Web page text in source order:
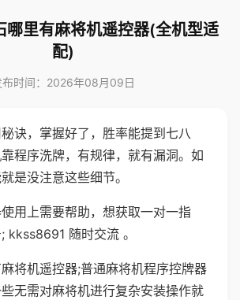
哪里有麻将机遥控器(全机型适
配)
布时间：2026年08月09日
诀，掌握好了，胜率能提到七八
程序洗牌，有规律，就有漏洞。如
是没注意这些细节。
用上需要帮助，想获取一对一指
kkss8691 随时交流 。
将机遥控器;普通麻将机程序控牌器
无需对麻将机进行复杂安装操作就